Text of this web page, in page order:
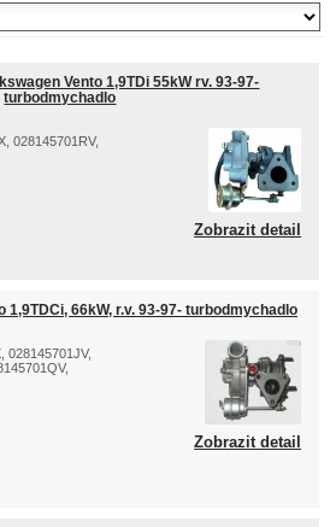
Vento 1,9TDi 55kW rv. 93-97-
turbodmychadlo
028145701RV,
Zobrazit detail
1,9TDCi, 66kW, r.v. 93-97- turbodmychadlo
028145701JV,
Zobrazit detail